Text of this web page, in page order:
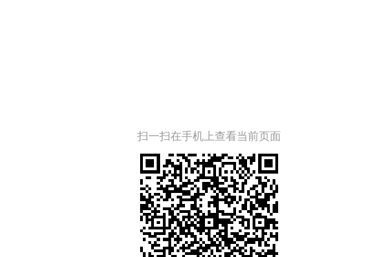
扫一扫在手机上查看当前页面